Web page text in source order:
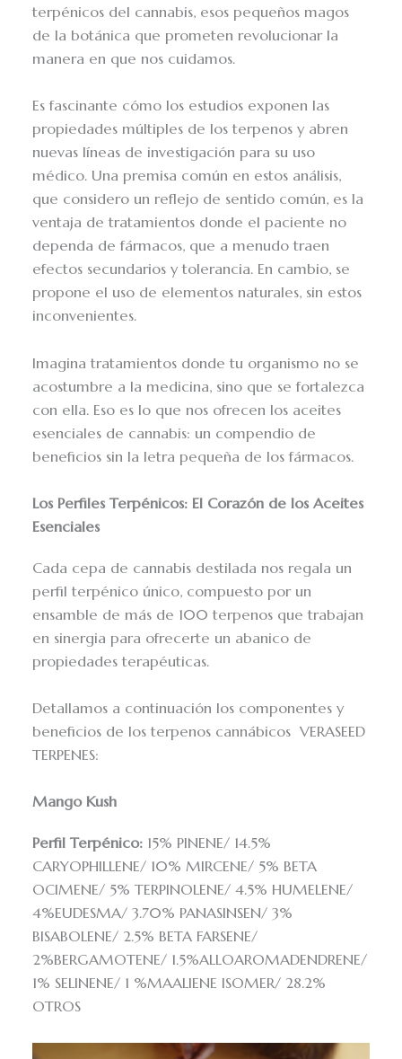
terpénicos del cannabis, esos pequeños magos
de la botánica que prometen revolucionar la
manera en que nos cuidamos.
Es fascinante cómo los estudios exponen las
propiedades múltiples de los terpenos y abren
nuevas líneas de investigación para su uso
médico. Una premisa común en estos análisis,
que considero un reflejo de sentido común, es la
ventaja de tratamientos donde el paciente no
dependa de fármacos, que a menudo traen
efectos secundarios y tolerancia. En cambio, se
propone el uso de elementos naturales, sin estos
inconvenientes.
Imagina tratamientos donde tu organismo no se
acostumbre a la medicina, sino que se fortalezca
con ella. Eso es lo que nos ofrecen los aceites
esenciales de cannabis: un compendio de
beneficios sin la letra pequeña de los fármacos.
Los Perfiles Terpénicos: El Corazón de los Aceites
Esenciales
Cada cepa de cannabis destilada nos regala un
perfil terpénico único, compuesto por un
ensamble de más de 100 terpenos que trabajan
en sinergia para ofrecerte un abanico de
propiedades terapéuticas.
Detallamos a continuación los componentes y
beneficios de los terpenos cannábicos VERASEED
TERPENES:
Mango Kush
Perfil Terpénico: 15% PINENE/ 14.5%
CARYOPHILLENE/ 10% MIRCENE/ 5% BETA
OCIMENE/ 5% TERPINOLENE/ 4.5% HUMELENE/
4%EUDESMA/ 3.70% PANASINSEN/ 3%
BISABOLENE/ 2.5% BETA FARSENE/
2%BERGAMOTENE/ 1.5%ALLOAROMADENDRENE/
1% SELINENE/ 1 %MAALIENE ISOMER/ 28.2%
OTROS